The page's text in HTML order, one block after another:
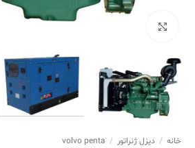
خانه / دیزل ژنراتور /
volvo penta